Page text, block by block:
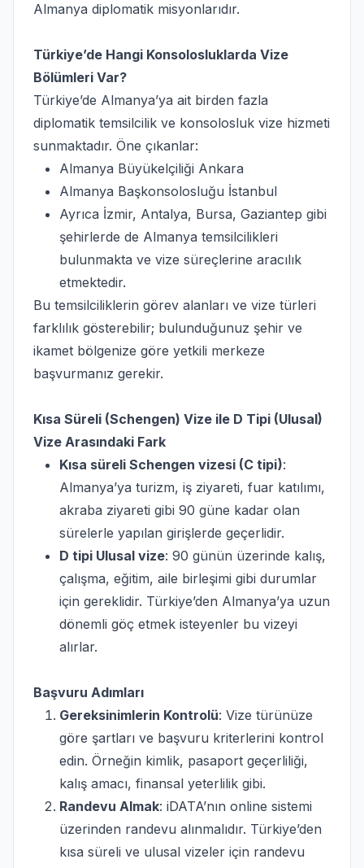
Almanya diplomatik misyonlarıdır.
Türkiye’de Hangi Konsolosluklarda Vize
Bölümleri Var?
Türkiye’de Almanya’ya ait birden fazla
diplomatik temsilcilik ve konsolosluk vize hizmeti
sunmaktadır. Öne çıkanlar:
Almanya Büyükelçiliği Ankara
Almanya Başkonsolosluğu İstanbul
Ayrıca İzmir, Antalya, Bursa, Gaziantep gibi
şehirlerde de Almanya temsilcilikleri
bulunmakta ve vize süreçlerine aracılık
etmektedir.
Bu temsilciliklerin görev alanları ve vize türleri
farklılık gösterebilir; bulunduğunuz şehir ve
ikamet bölgenize göre yetkili merkeze
başvurmanız gerekir.
Kısa Süreli (Schengen) Vize ile D Tipi (Ulusal)
Vize Arasındaki Fark
Kısa süreli Schengen vizesi (C tipi):
Almanya’ya turizm, iş ziyareti, fuar katılımı,
akraba ziyareti gibi 90 güne kadar olan
sürelerle yapılan girişlerde geçerlidir.
D tipi Ulusal vize: 90 günün üzerinde kalış,
çalışma, eğitim, aile birleşimi gibi durumlar
için gereklidir. Türkiye’den Almanya’ya uzun
dönemli göç etmek isteyenler bu vizeyi
alırlar.
Başvuru Adımları
Gereksinimlerin Kontrolü: Vize türünüze
göre şartları ve başvuru kriterlerini kontrol
edin. Örneğin kimlik, pasaport geçerliliği,
kalış amacı, finansal yeterlilik gibi.
Randevu Almak: iDATA’nın online sistemi
üzerinden randevu alınmalıdır. Türkiye’den
kısa süreli ve ulusal vizeler için randevu